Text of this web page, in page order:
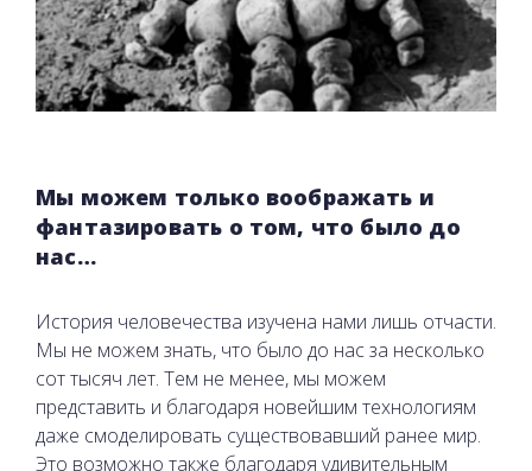
Мы можем только воображать и
фантазировать о том, что было до
нас…
История человечества изучена нами лишь отчасти.
Мы не можем знать, что было до нас за несколько
сот тысяч лет. Тем не менее, мы можем
представить и благодаря новейшим технологиям
даже смоделировать существовавший ранее мир.
Это возможно также благодаря удивительным